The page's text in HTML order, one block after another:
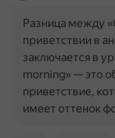
Разница между
приветствии в
заключается в
morning» — это
приветствие,
имеет оттенок